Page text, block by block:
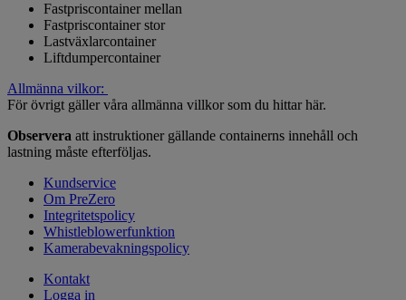
Fastpriscontainer mellan
Fastpriscontainer stor
Lastväxlarcontainer
Liftdumpercontainer
Allmänna vilkor:
För övrigt gäller våra allmänna villkor som du hittar här.
Observera att instruktioner gällande containerns innehåll och
lastning måste efterföljas.
Kundservice
Om PreZero
Integritetspolicy
Whistleblowerfunktion
Kamerabevakningspolicy
Kontakt
Logga in